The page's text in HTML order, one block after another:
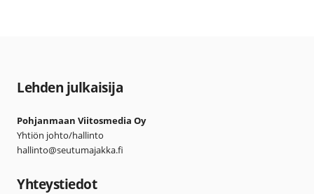
Lehden julkaisija
Pohjanmaan Viitosmedia Oy
Yhtiön johto/hallinto
hallinto@seutumajakka.fi
Yhteystiedot